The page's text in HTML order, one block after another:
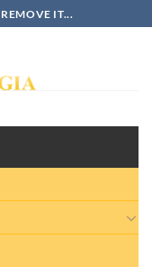
IT...